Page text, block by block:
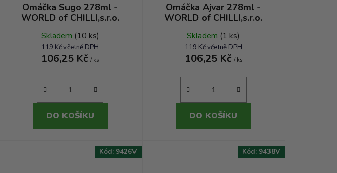
Omáčka Sugo 278ml -
WORLD of CHILLI,s.r.o.
Skladem (10 ks)
119 Kč včetně DPH
106,25 Kč/ ks
DO KOŠÍKU
Omáčka Ajvar 278ml -
WORLD of CHILLI,s.r.o.
Skladem (1 ks)
119 Kč včetně DPH
106,25 Kč / ks
DO KOŠÍKU
Kód: 9426V Kód: 9438V